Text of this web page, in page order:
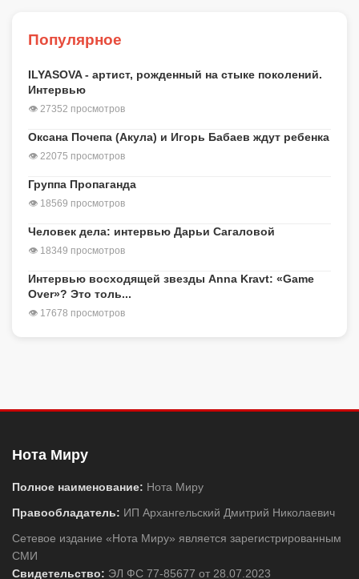
Популярное
ILYASOVA - артист, рожденный на стыке поколений.
Интервью
👁 27352 просмотров
Оксана Почепа (Акула) и Игорь Бабаев ждут ребенка
👁 22075 просмотров
Группа Пропаганда
👁 18569 просмотров
Человек дела: интервью Дарьи Сагаловой
👁 18349 просмотров
Интервью восходящей звезды Anna Kravt: «Game
Over»? Это толь...
👁 17678 просмотров
Нота Миру
Полное наименование: Нота Миру
Правообладатель: ИП Архангельский Дмитрий Николаевич
Сетевое издание «Нота Миру» является зарегистрированным
СМИ
Свидетельство: ЭЛ ФС 77-85677 от 28.07.2023